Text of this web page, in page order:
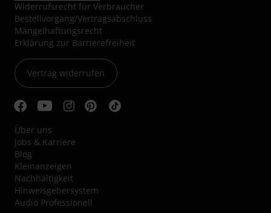
Widerrufsrecht für Verbraucher
Bestellvorgang/Vertragsabschluss
Mängelhaftungsrecht
Erklärung zur Barrierefreiheit
Vertrag widerrufen
Über uns
Jobs & Karriere
Blog
Kleinanzeigen
Nachhaltigkeit
Hinweisgebersystem
Audio Professionell